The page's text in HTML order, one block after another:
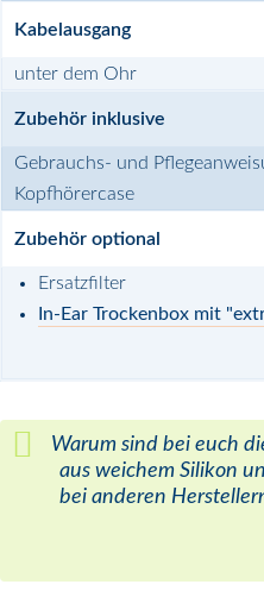
Kabelausgang
unter dem Ohr
Zubehör inklusive
Gebrauchs- und
Kopfhörercase
Zubehör optional
Ersatzfilter
In-Ear Trockenbox mit
Warum sind bei euch
aus weichem Silikon
bei anderen